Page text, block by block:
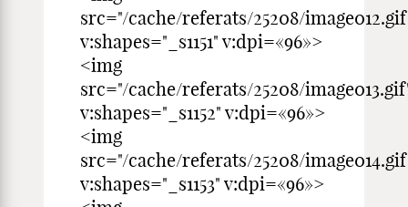
src="/cache/referats/25208/
v:shapes="_s1151" v:dpi=«96»>
<img
src="/cache/referats/25208/
v:shapes="_s1152" v:dpi=«96»>
<img
src="/cache/referats/25208/
v:shapes="_s1153" v:dpi=«96»>